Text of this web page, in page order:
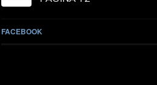
FACEBOOK